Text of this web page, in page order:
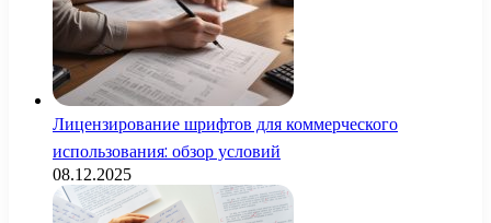
Лицензирование шрифтов для коммерческого
использования: обзор условий
08.12.2025